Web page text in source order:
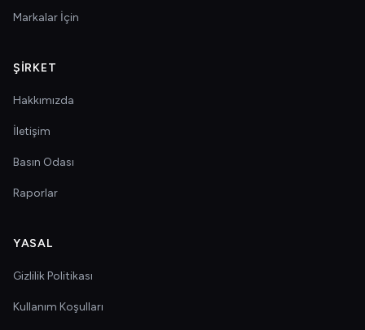
Markalar İçin
ŞIRKET
Hakkımızda
İletişim
Basın Odası
Raporlar
YASAL
Gizlilik Politikası
Kullanım Koşulları